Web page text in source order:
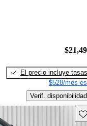
El precio incluye tasas
$528/mes
Verif. disponibilidad